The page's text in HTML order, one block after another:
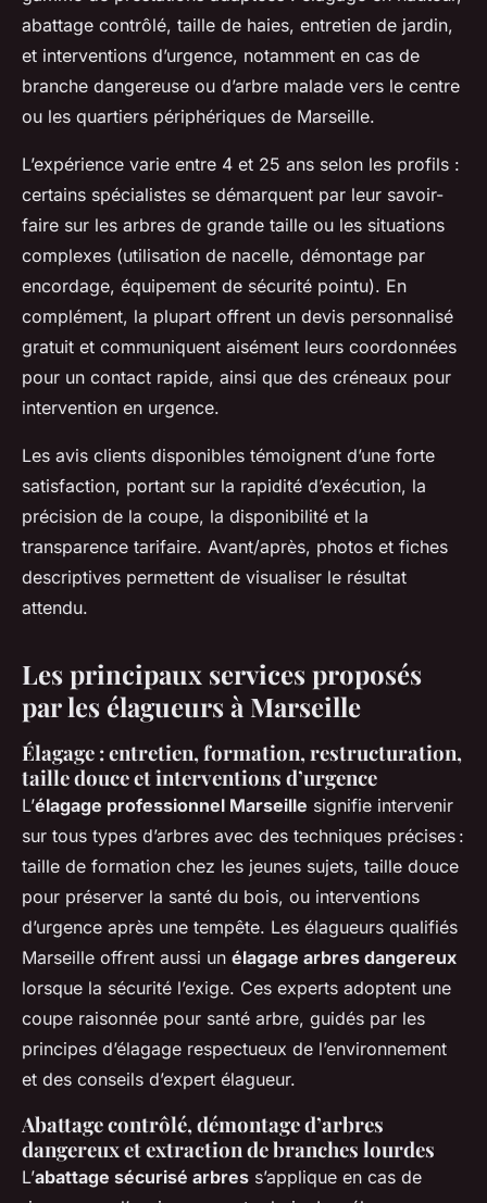
abattage contrôlé, taille de haies, entretien de jardin,
et interventions d’urgence, notamment en cas de
branche dangereuse ou d’arbre malade vers le centre
ou les quartiers périphériques de Marseille.
L’expérience varie entre 4 et 25 ans selon les profils :
certains spécialistes se démarquent par leur savoir-
faire sur les arbres de grande taille ou les situations
complexes (utilisation de nacelle, démontage par
encordage, équipement de sécurité pointu). En
complément, la plupart offrent un devis personnalisé
gratuit et communiquent aisément leurs coordonnées
pour un contact rapide, ainsi que des créneaux pour
intervention en urgence.
Les avis clients disponibles témoignent d’une forte
satisfaction, portant sur la rapidité d’exécution, la
précision de la coupe, la disponibilité et la
transparence tarifaire. Avant/après, photos et fiches
descriptives permettent de visualiser le résultat
attendu.
Les principaux services proposés
par les élagueurs à Marseille
Élagage : entretien, formation, restructuration,
taille douce et interventions d’urgence
L’élagage professionnel Marseille signifie intervenir
sur tous types d’arbres avec des techniques précises :
taille de formation chez les jeunes sujets, taille douce
pour préserver la santé du bois, ou interventions
d’urgence après une tempête. Les élagueurs qualifiés
Marseille offrent aussi un élagage arbres dangereux
lorsque la sécurité l’exige. Ces experts adoptent une
coupe raisonnée pour santé arbre, guidés par les
principes d’élagage respectueux de l’environnement
et des conseils d’expert élagueur.
Abattage contrôlé, démontage d’arbres
dangereux et extraction de branches lourdes
L’abattage sécurisé arbres s’applique en cas de